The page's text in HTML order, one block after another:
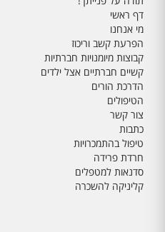
דף ראשי
מי אנחנו
הפרעת קשב וריכוז
קבוצות מיומנויות חברתיות
קשיים חברתיים אצל ילדים
הדרכת הורים
הטיפולים
צור קשר
כתבות
טיפול בהתמכרויות
חרדת פרידה
סדנאות למטפלים
קליניקה להשכרה